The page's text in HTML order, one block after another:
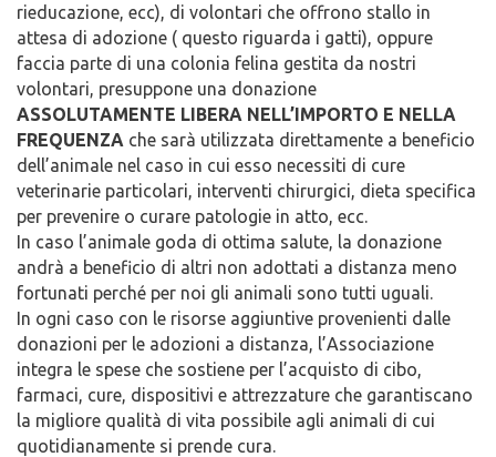
rieducazione, ecc), di volontari che offrono stallo in
attesa di adozione ( questo riguarda i gatti), oppure
faccia parte di una colonia felina gestita da nostri
volontari, presuppone una donazione
ASSOLUTAMENTE LIBERA NELL’IMPORTO E NELLA
FREQUENZA che sarà utilizzata direttamente a beneficio
dell’animale nel caso in cui esso necessiti di cure
veterinarie particolari, interventi chirurgici, dieta specifica
per prevenire o curare patologie in atto, ecc.
In caso l’animale goda di ottima salute, la donazione
andrà a beneficio di altri non adottati a distanza meno
fortunati perché per noi gli animali sono tutti uguali.
In ogni caso con le risorse aggiuntive provenienti dalle
donazioni per le adozioni a distanza, l’Associazione
integra le spese che sostiene per l’acquisto di cibo,
farmaci, cure, dispositivi e attrezzature che garantiscano
la migliore qualità di vita possibile agli animali di cui
quotidianamente si prende cura.